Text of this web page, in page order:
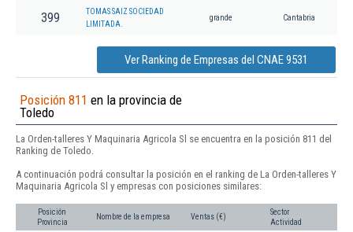
399
TOMAS SAIZ SOCIEDAD
LIMITADA.
grande Cantabria
Ver Ranking de Empresas del CNAE 9531
Posición 811 en la provincia de
Toledo
La Orden-talleres Y Maquinaria Agricola Sl se encuentra en la posición 811 del
Ranking de Toledo.
A continuación podrá consultar la posición en el ranking de La Orden-talleres Y
Maquinaria Agricola Sl y empresas con posiciones similares:
Posición
Provincia
Nombre de la empresa Ventas (€)
Sector
Actividad